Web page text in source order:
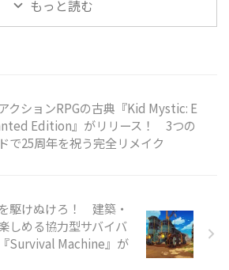
紛れ込んだ"アベレーション（異
Miney
いたボ
地雷を
戦相手
もっと読む
クションRPGの古典『Kid Mystic: E
Edition』がリリース！ 3つの
で25周年を祝う完全リメイク
駆けぬけろ！ 建築・
しめる協力型サバイバ
Survival Machine』が